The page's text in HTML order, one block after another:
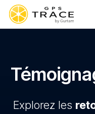
Explorez les